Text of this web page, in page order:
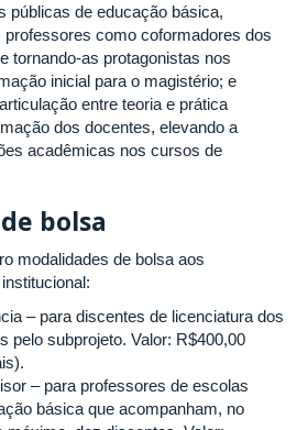
públicas de educação básica,
professores como coformadores dos
tornando-as protagonistas nos
inicial para o magistério; e
entre teoria e prática
dos docentes, elevando a
acadêmicas nos cursos de
bolsa
modalidades de bolsa aos
– para discentes de licenciatura dos
pelo subprojeto. Valor: R$400,00
– para professores de escolas
básica que acompanham, no